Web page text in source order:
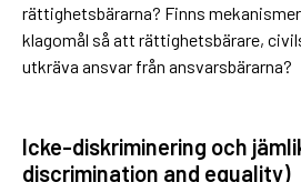
rättighetsbärarna? Finns
klagomål så att rättighetsbärare,
utkräva ansvar från ansvarsbärarna?
Icke-diskriminering och
discrimination and equality)